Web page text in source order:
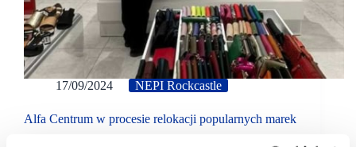
17/09/2024 NEPI Rockcastle
Alfa Centrum w procesie relokacji popularnych marek